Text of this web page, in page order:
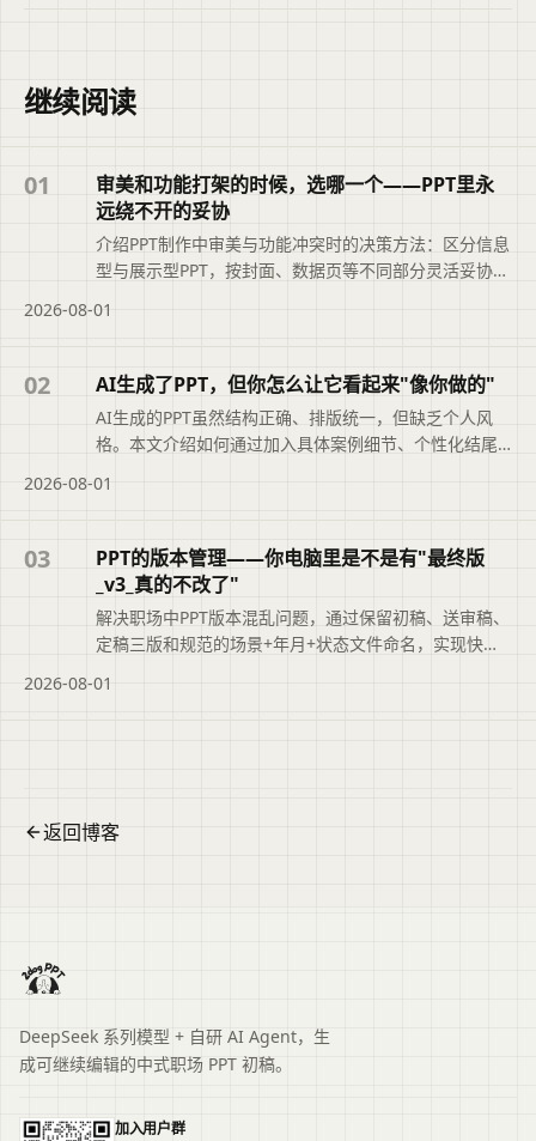
继续阅读
01
审美和功能打架的时候，选哪一个——PPT里永
远绕不开的妥协
介绍PPT制作中审美与功能冲突时的决策方法：区分信息
型与展示型PPT，按封面、数据页等不同部分灵活妥协，
2026-08-01
02 AI生成了PPT，但你怎么让它看起来"像你做的"
AI生成的PPT虽然结构正确、排版统一，但缺乏个人风
格。本文介绍如何通过加入具体案例细节、个性化结尾
的，既保留AI的效率，又融入真实个性。
2026-08-01
03
PPT的版本管理——你电脑里是不是有"最终版
_v3_真的不改了"
解决职场中PPT版本混乱问题，通过保留初稿、送审稿、
定稿三版和规范的场景+年月+状态文件命名，实现快速
2026-08-01
返回博客
DeepSeek 系列模型 + 自研 AI Agent，生
成可继续编辑的中式职场 PPT 初稿。
加入用户群